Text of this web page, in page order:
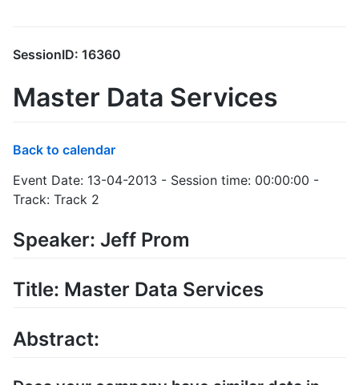
SessionID: 16360
Master Data Services
Back to calendar
Event Date: 13-04-2013 - Session time: 00:00:00 -
Track: Track 2
Speaker: Jeff Prom
Title: Master Data Services
Abstract: